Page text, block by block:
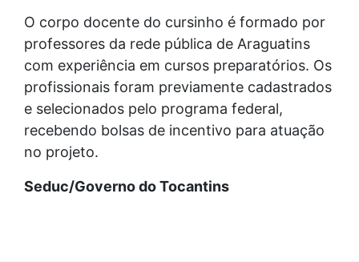
O corpo docente do cursinho é formado por
professores da rede pública de Araguatins
com experiência em cursos preparatórios. Os
profissionais foram previamente cadastrados
e selecionados pelo programa federal,
recebendo bolsas de incentivo para atuação
no projeto.
Seduc/Governo do Tocantins